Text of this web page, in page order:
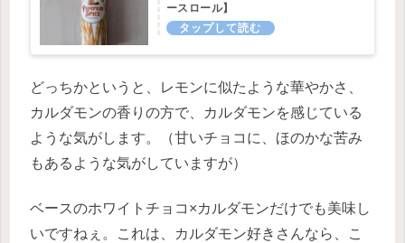
ースロール】
どっちかというと、レモンに似たような華やかさ、
カルダモンの香りの方で、カルダモンを感じている
ような気がします。（甘いチョコに、ほのかな苦み
もあるような気がしていますが）
ベースのホワイトチョコ×カルダモンだけでも美味し
いですねぇ。これは、カルダモン好きさんなら、こ